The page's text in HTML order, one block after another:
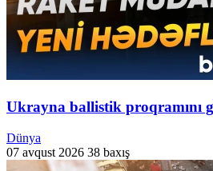
Ukrayna ballistik proqramını
Dünya
07 avqust 2026 38 baxış